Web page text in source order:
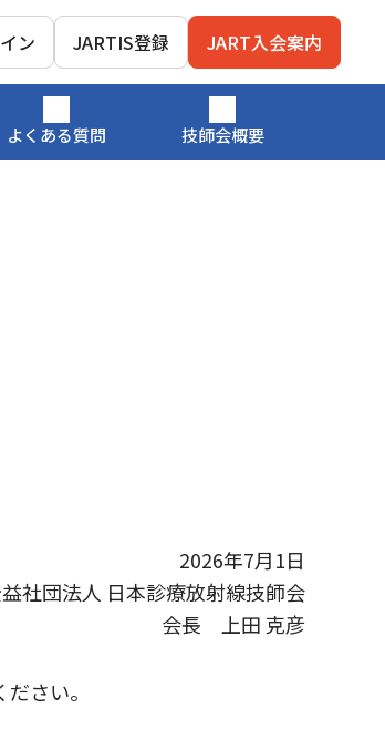
ン JARTIS登録 JART入会案内
よくある質問 技師会概要
2026年7月1日
社団法人 日本診療放射線技師会
会長 上田 克彦
さい。